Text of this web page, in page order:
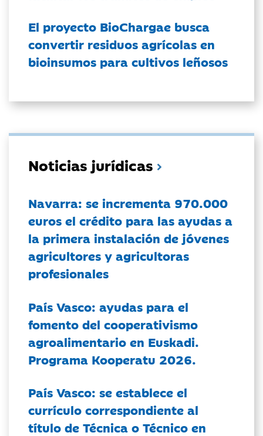
El proyecto BioChargae busca
convertir residuos agrícolas en
bioinsumos para cultivos leñosos
Noticias jurídicas
Navarra: se incrementa 970.000
euros el crédito para las ayudas a
la primera instalación de jóvenes
agricultores y agricultoras
profesionales
País Vasco: ayudas para el
fomento del cooperativismo
agroalimentario en Euskadi.
Programa Kooperatu 2026.
País Vasco: se establece el
currículo correspondiente al
título de Técnica o Técnico en